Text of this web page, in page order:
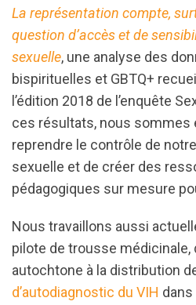
La représentation compte,
question d’accès et de
sexuelle, une analyse des
bispirituelles et GBTQ+
l’édition 2018 de l’enquête
ces résultats, nous sommes
reprendre le contrôle de
sexuelle et de créer des
pédagogiques sur mesure
Nous travaillons aussi
pilote de trousse médicinale,
autochtone à la distribution
d’autodiagnostic du VIH